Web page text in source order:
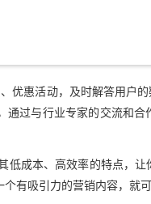
优惠活动，及时解答用户
通过与行业专家的交流和
低成本、高效率的特点，
有吸引力的营销内容，就